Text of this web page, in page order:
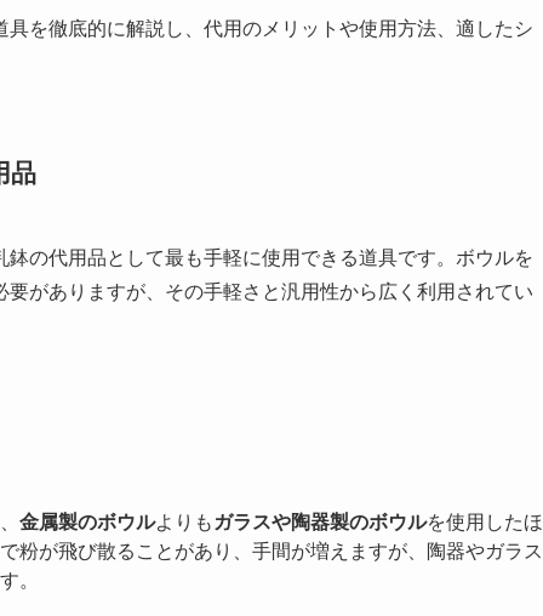
を徹底的に解説し、代用のメリットや使用方法、適したシ
品
の代用品として最も手軽に使用できる道具です。ボウルを
がありますが、その手軽さと汎用性から広く利用されてい
金属製のボウルよりも ガラスや陶器製のボウルを使用したほ
粉が飛び散ることがあり、手間が増えますが、陶器やガラス
。